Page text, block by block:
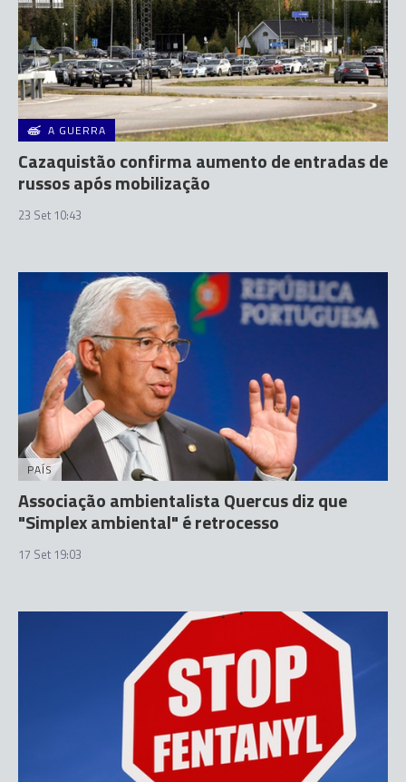
A GUERRA
Cazaquistão confirma aumento de entradas de
russos após mobilização
23 Set 10:43
PAÍS
Associação ambientalista Quercus diz que
"Simplex ambiental" é retrocesso
17 Set 19:03